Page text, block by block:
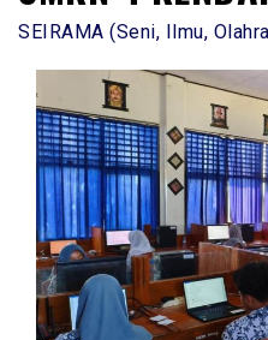
SEIRAMA (Seni, Ilmu,